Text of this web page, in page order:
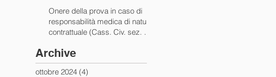
Onere della prova in caso di
responsabilità medica di natura
contrattuale (Cass. Civ. sez. III
Archive
ottobre 2024 (4)